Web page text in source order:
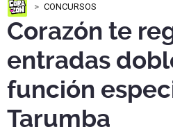
CONCURSOS
Corazón te
entradas
función
Tarumba